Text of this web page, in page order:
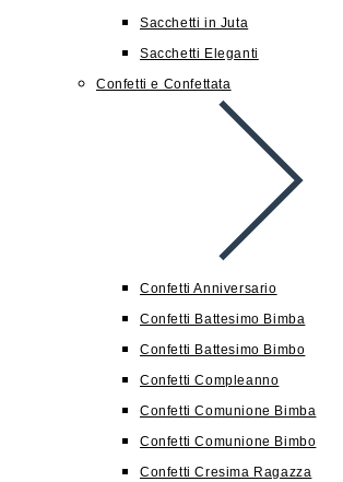
Sacchetti in Juta
Sacchetti Eleganti
Confetti e Confettata
Confetti Anniversario
Confetti Battesimo Bimba
Confetti Battesimo Bimbo
Confetti Compleanno
Confetti Comunione Bimba
Confetti Comunione Bimbo
Confetti Cresima Ragazza